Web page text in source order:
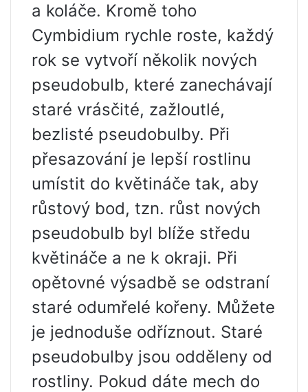
a koláče. Kromě toho
Cymbidium rychle roste, každý
rok se vytvoří několik nových
pseudobulb, které zanechávají
staré vrásčité, zažloutlé,
bezlisté pseudobulby. Při
přesazování je lepší rostlinu
umístit do květináče tak, aby
růstový bod, tzn. růst nových
pseudobulb byl blíže středu
květináče a ne k okraji. Při
opětovné výsadbě se odstraní
staré odumřelé kořeny. Můžete
je jednoduše odříznout. Staré
pseudobulby jsou odděleny od
rostliny. Pokud dáte mech do